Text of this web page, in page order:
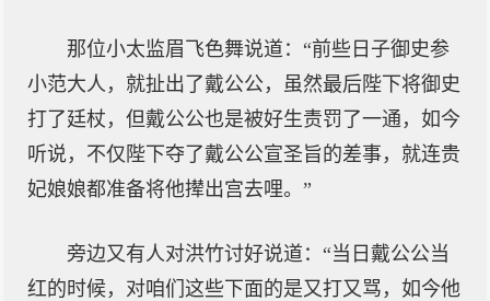
那位小太监眉飞色舞说道：“前些日子御史参
小范大人，就扯出了戴公公，虽然最后陛下将御史
打了廷杖，但戴公公也是被好生责罚了一通，如今
听说，不仅陛下夺了戴公公宣圣旨的差事，就连贵
妃娘娘都准备将他撵出宫去哩。”
旁边又有人对洪竹讨好说道：“当日戴公公当
红的时候，对咱们这些下面的是又打又骂，如今他